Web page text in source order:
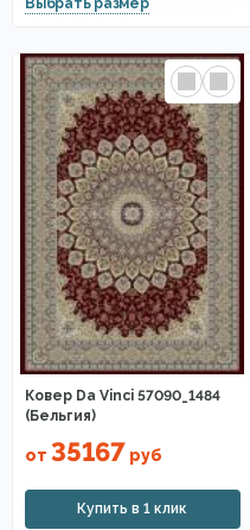
Ковер Da Vinci 57090_1484
(Бельгия)
от 35167 руб